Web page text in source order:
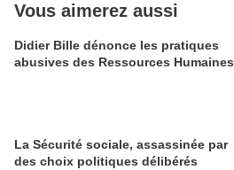
Vous aimerez aussi
Didier Bille dénonce les pratiques
abusives des Ressources Humaines
La Sécurité sociale, assassinée par
des choix politiques délibérés